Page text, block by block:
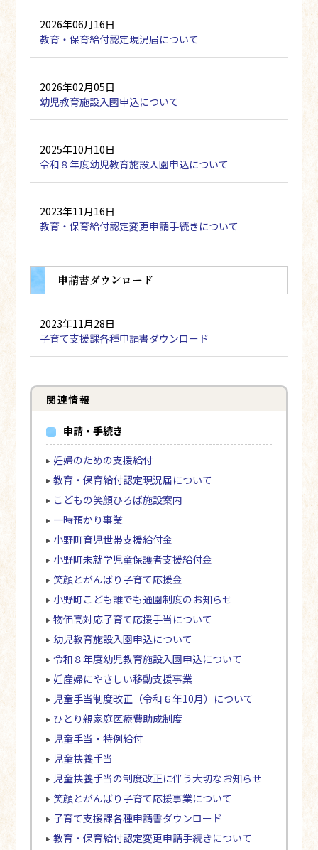
2026年06月16日
教育・保育給付認定現況届について
2026年02月05日
幼児教育施設入園申込について
2025年10月10日
令和８年度幼児教育施設入園申込について
2023年11月16日
教育・保育給付認定変更申請手続きについて
申請書ダウンロード
2023年11月28日
子育て支援課各種申請書ダウンロード
関連情報
申請・手続き
妊婦のための支援給付
教育・保育給付認定現況届について
こどもの笑顔ひろば施設案内
一時預かり事業
小野町育児世帯支援給付金
小野町未就学児童保護者支援給付金
笑顔とがんばり子育て応援金
小野町こども誰でも通園制度のお知らせ
物価高対応子育て応援手当について
幼児教育施設入園申込について
令和８年度幼児教育施設入園申込について
妊産婦にやさしい移動支援事業
児童手当制度改正（令和６年10月）について
ひとり親家庭医療費助成制度
児童手当・特例給付
児童扶養手当
児童扶養手当の制度改正に伴う大切なお知らせ
笑顔とがんばり子育て応援事業について
子育て支援課各種申請書ダウンロード
教育・保育給付認定変更申請手続きについて